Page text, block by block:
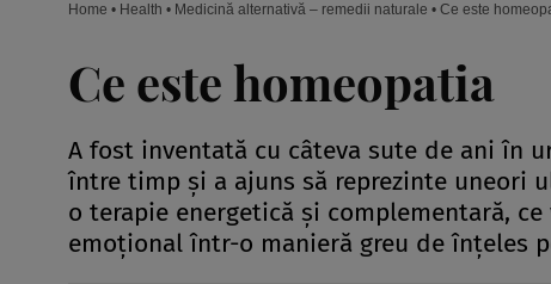
Home • Health • Medicină alternativă – remedii naturale • Ce este
Ce este homeopatia
A fost inventată cu câteva sute de ani în
între timp şi a ajuns să reprezinte uneori
o terapie energetică şi complementară,
emoţional într-o manieră greu de înţeles